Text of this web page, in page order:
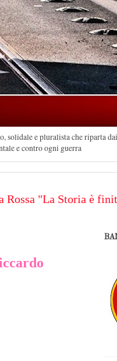
solidale e pluralista che riparta
e contro ogni guerra
"La Storia è finita" di